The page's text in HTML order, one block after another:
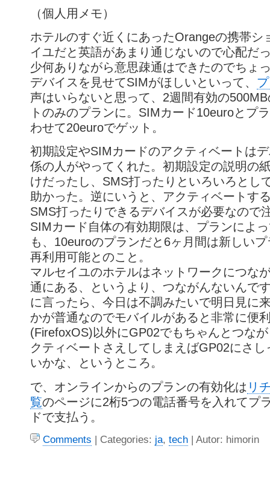
（個人用メモ）
ホテルのすぐ近くにあったOrangeの携帯シ
イユだと英語があまり通じないので心配だ
少何ありながら意思疎通はできたのでちょ
デバイスを見せてSIMがほしいといって、
声はいらないと思って、2週間有効の
トのみのプランに。SIMカード10euroとプ
わせて20euroでゲット。
初期設定やSIMカードのアクティベートは
係の人がやってくれた。初期設定の説明の
けだったし、SMS打ったりといろいろとし
助かった。逆にいうと、アクティベートす
SMS打ったりできるデバイスが必要なので
SIMカード自体の有効期限は、プランによ
も、10euroのプランだと6ヶ月間は新しい
再利用可能とのこと。
マルセイユのホテルはネットワークにつな
通にある、というより、つながんないんで
に言ったら、今日は不調みたいで明日見に
かが普通なのでモバイルがあると非常に便
(FirefoxOS)以外にGP02でもちゃんとつな
クティベートさえしてしまえばGP02にさ
いかな、というところ。
で、オンラインからのプランの有効化は リ
覧のページに2桁5つの電話番号を入れてプ
ドで支払う。
Comments | Categories: ja, tech | Autor: himorin